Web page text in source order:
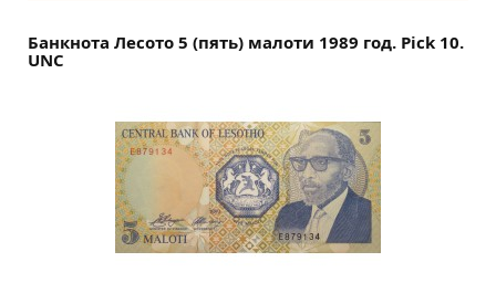
Банкнота Лесото 5 (пять) малоти 1989 год. Pick 10.
UNC